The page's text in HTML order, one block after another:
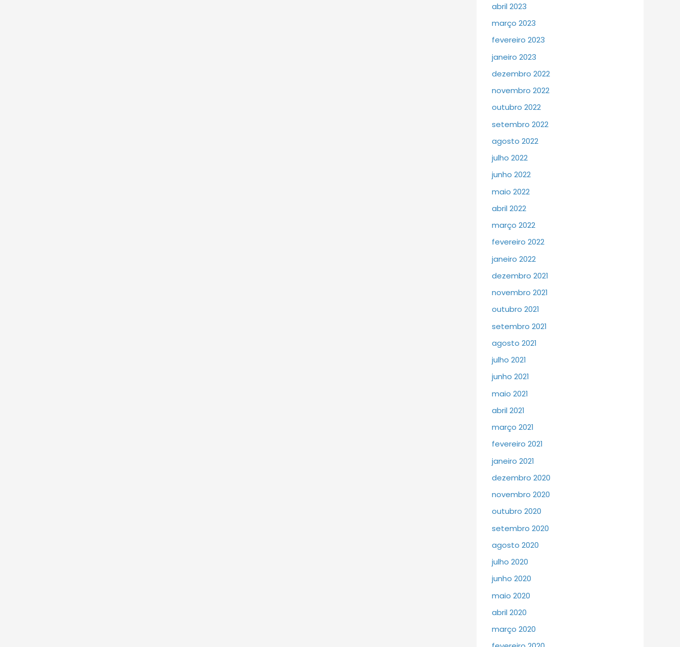
abril 2023
março 2023
fevereiro 2023
janeiro 2023
dezembro 2022
novembro 2022
outubro 2022
setembro 2022
agosto 2022
julho 2022
junho 2022
maio 2022
abril 2022
março 2022
fevereiro 2022
janeiro 2022
dezembro 2021
novembro 2021
outubro 2021
setembro 2021
agosto 2021
julho 2021
junho 2021
maio 2021
abril 2021
março 2021
fevereiro 2021
janeiro 2021
dezembro 2020
novembro 2020
outubro 2020
setembro 2020
agosto 2020
julho 2020
junho 2020
maio 2020
abril 2020
março 2020